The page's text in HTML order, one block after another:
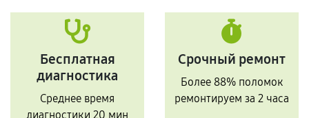
Бесплатная
диагностика
Среднее время
диагностики 20 мин
Срочный ремонт
Более 88% поломок
ремонтируем за 2 часа